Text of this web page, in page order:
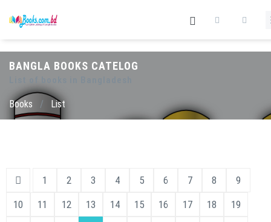
BANGLA BOOKS CATELOG
Books / List
1 2 3 4 5 6 7 8
9
10
11 12 13 14 15 16 17 18
19